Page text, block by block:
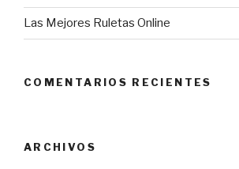
Las Mejores Ruletas Online
COMENTARIOS RECIENTES
ARCHIVOS